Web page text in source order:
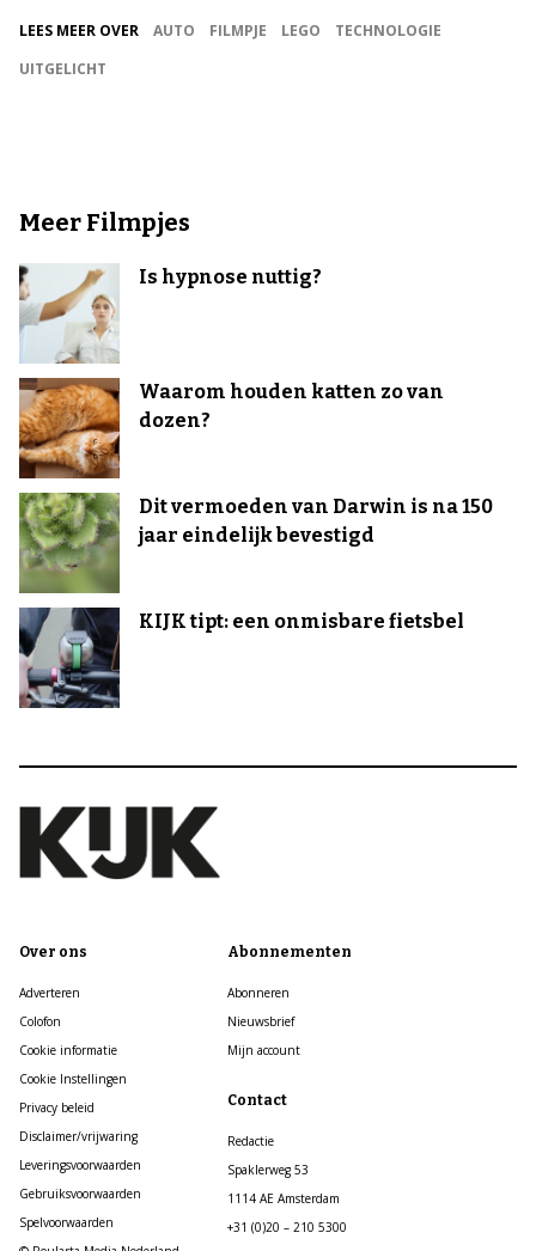
LEES MEER OVER AUTO FILMPJE LEGO
TECHNOLOGIE
UITGELICHT
Meer Filmpjes
Is hypnose nuttig?
Waarom houden katten zo van
dozen?
Dit vermoeden van Darwin is na 150
jaar eindelijk bevestigd
KIJK tipt: een onmisbare fietsbel
Over ons
Adverteren
Colofon
Cookie informatie
Cookie Instellingen
Privacy beleid
Disclaimer/vrijwaring
Leveringsvoorwaarden
Gebruiksvoorwaarden
Spelvoorwaarden
Abonnementen
Abonneren
Nieuwsbrief
Mijn account
Contact
Redactie
Spaklerweg 53
1114 AE Amsterdam
+31 (0)20 – 210 5300